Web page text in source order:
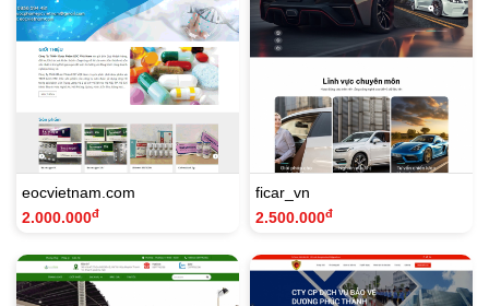
eocvietnam.com
2.000.000đ
ficar_vn
2.500.000đ